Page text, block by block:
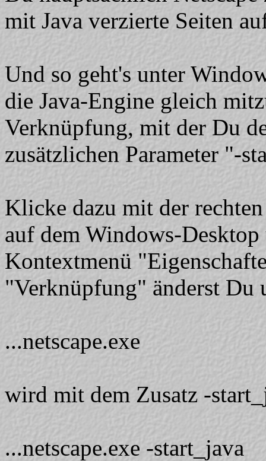
mit Java verzierte Seiten
Und so geht's unter
die Java-Engine gleich
Verknüpfung, mit der Du
zusätzlichen Parameter "-
Klicke dazu mit der
auf dem Windows-Desktop
Kontextmenü
"Verknüpfung" änderst
...netscape.exe
wird mit dem Zusatz -
...netscape.exe -start_java